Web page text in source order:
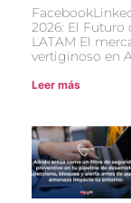
2026: El Futuro
LATAM El
vertiginoso en
Leer más